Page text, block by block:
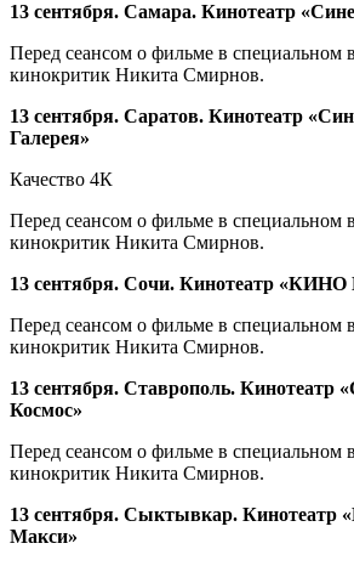
13 сентября. Самара. Кинотеатр
Перед сеансом о фильме в специальном
кинокритик Никита Смирнов.
13 сентября. Саратов. Кинотеатр
Галерея»
Качество 4К
Перед сеансом о фильме в специальном
кинокритик Никита Смирнов.
13 сентября. Сочи. Кинотеатр
Перед сеансом о фильме в специальном
кинокритик Никита Смирнов.
13 сентября. Ставрополь. Кинотеатр
Космос»
Перед сеансом о фильме в специальном
кинокритик Никита Смирнов.
13 сентября. Сыктывкар. Кинотеатр
Макси»